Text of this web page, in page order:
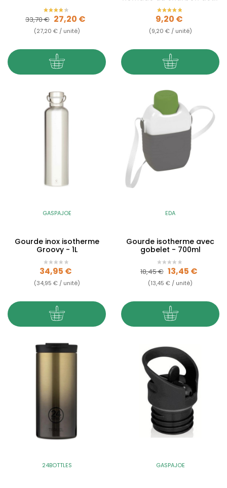
Prix de base
33,70 € Prix
27,20 €
(27,20 € / unité)
Prix
9,20 €
(9,20 € / unité)
GASPAJOE
Gourde inox isotherme
Groovy - 1L
Prix
34,95 €
(34,95 € / unité)
EDA
Gourde isotherme avec
gobelet - 700ml
Prix de base
18,45 € Prix
13,45 €
(13,45 € / unité)
24BOTTLES GASPAJOE